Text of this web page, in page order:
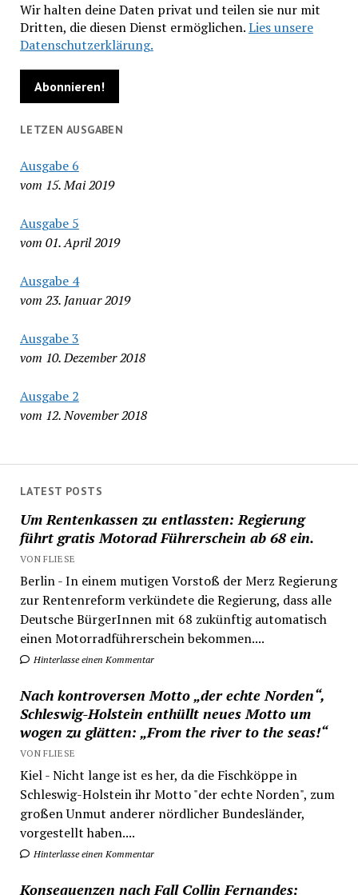
Wir halten deine Daten privat und teilen sie nur mit
Dritten, die diesen Dienst ermöglichen.Lies unsere
Datenschutzerklärung.
LETZEN AUSGABEN
Ausgabe 6
vom 15. Mai 2019
Ausgabe 5
vom 01. April 2019
Ausgabe 4
vom 23. Januar 2019
Ausgabe 3
vom 10. Dezember 2018
Ausgabe 2
vom 12. November 2018
LATEST POSTS
Um Rentenkassen zu entlassten: Regierung
führt gratis Motorad Führerschein ab 68 ein.
VON FLIESE
Berlin - In einem mutigen Vorstoß der Merz Regierung
zur Rentenreform verkündete die Regierung, dass alle
Deutsche BürgerInnen mit 68 zukünftig automatisch
einen Motorradführerschein bekommen....
Hinterlasse einen Kommentar
Nach kontroversen Motto „der echte Norden“,
Schleswig-Holstein enthüllt neues Motto um
wogen zu glätten: „From the river to the seas!“
VON FLIESE
Kiel - Nicht lange ist es her, da die Fischköppe in
Schleswig-Holstein ihr Motto "der echte Norden", zum
großen Unmut anderer nördlicher Bundesländer,
vorgestellt haben....
Hinterlasse einen Kommentar
Konsequenzen nach Fall Collin Fernandes: